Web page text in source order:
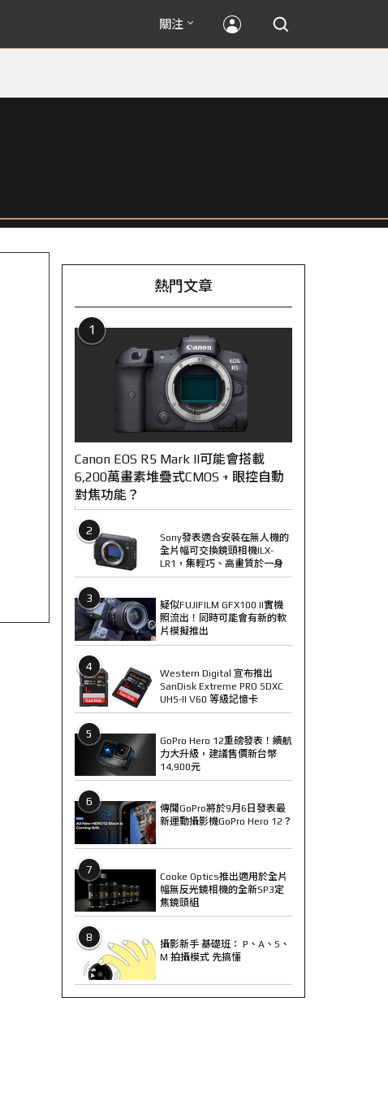
關注
熱門文章
1
Canon EOS R5 Mark II可能會搭載
6,200萬畫素堆疊式CMOS + 眼控自動
對焦功能？
2
Sony發表適合安裝在無人機的
全片幅可交換鏡頭相機ILX-
LR1，集輕巧、高畫質於一身
3
疑似FUJIFILM GFX100 II實機
照流出！同時可能會有新的軟
片模擬推出
4
Western Digital 宣布推出
SanDisk Extreme PRO SDXC
UHS-II V60 等級記憶卡
5
GoPro Hero 12重磅發表！續航
力大升級，建議售價新台幣
14,900元
6
傳聞GoPro將於9月6日發表最
新運動攝影機GoPro Hero 12？
7
Cooke Optics推出適用於全片
幅無反光鏡相機的全新SP3定
焦鏡頭組
8
攝影新手 基礎班： P、A、S、
M 拍攝模式 先搞懂